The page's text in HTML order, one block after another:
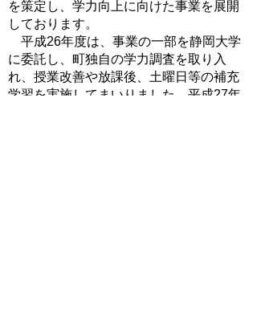
を策定し、学力向上に向けた事業を展開
しております。
平成26年度は、事業の一部を静岡大学
に委託し、町独自の学力調査を取り入
れ、授業改善や放課後、土曜日等の補充
学習を実施してまいりました。平成27年